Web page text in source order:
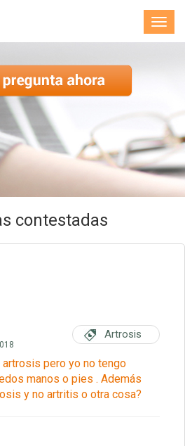
contestadas
Artrosis
pero yo no tengo
manos o pies . Además
y no artritis o otra cosa?